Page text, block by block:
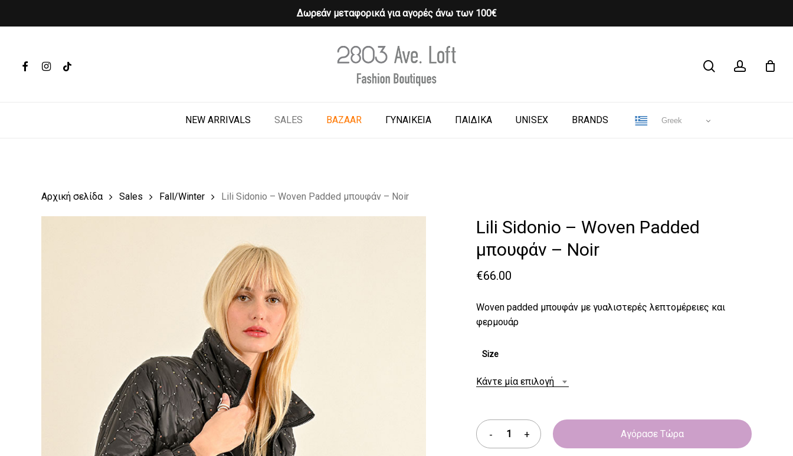
Δωρεάν μεταφορικά για αγορές άνω των 100€
Hit enter to search or ESC to close
FACEBOOKINSTAGRAM
TIKTOK
NEW ARRIVALS SALES BAZAAR ΓΥΝΑΙΚΕΙΑ ΠΑΙΔΙΚΑ UNISEX BRANDS Greek
Cart CLOSE
Αρχική σελίδα Sales Fall/Winter Lili Sidonio – Woven Padded μπουφάν – Noir
Lili Sidonio – Woven Padded
μπουφάν – Noir
€66.00
Woven padded μπουφάν με γυαλιστερές λεπτομέρειες και
φερμουάρ
Size
Κάντε μία επιλογή
Αγόρασε Τώρα